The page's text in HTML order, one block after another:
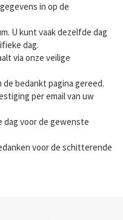
in op de
U kunt vaak dezelfde dag
dag.
via onze veilige
bedankt pagina gereed.
per email van uw
dag voor de gewenste
voor de schitterende